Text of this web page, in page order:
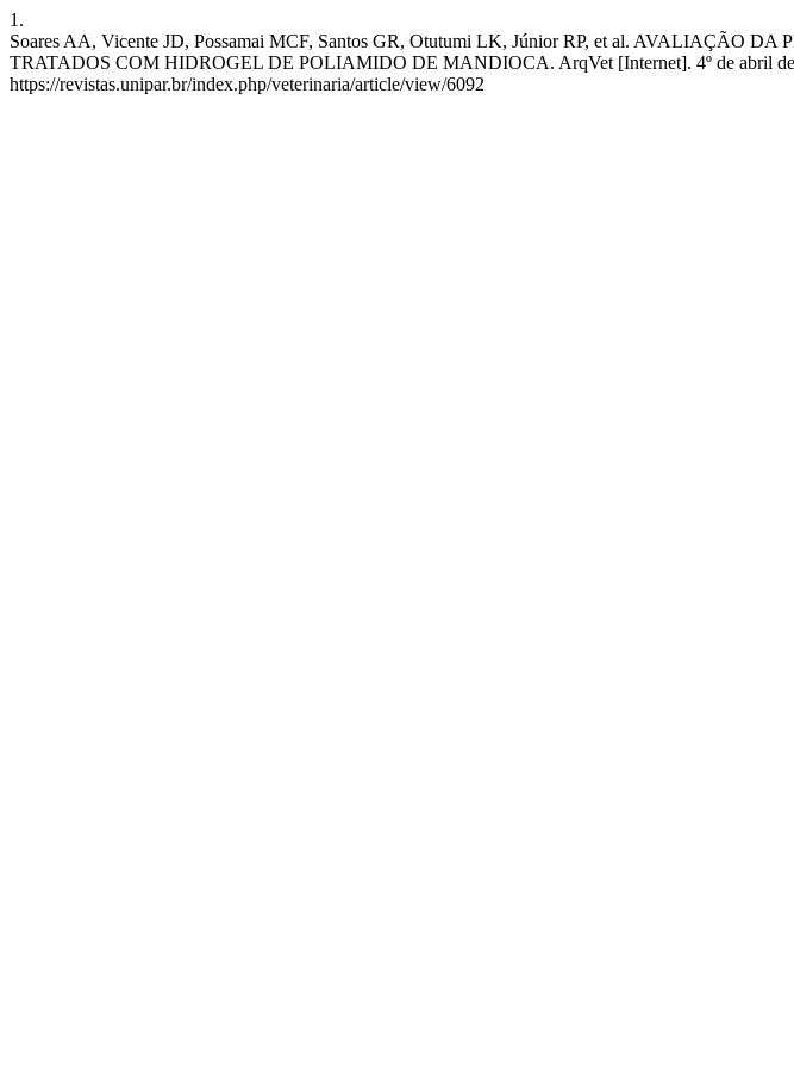
1.
Soares AA, Vicente JD, Possamai MCF, Santos GR, Otutumi LK, Júnior RP, et al.
TRATADOS COM HIDROGEL DE POLIAMIDO DE MANDIOCA. ArqVet [Internet]. 4º de abril de
https://revistas.unipar.br/index.php/veterinaria/article/view/6092